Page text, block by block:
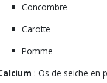
Concombre
Carotte
Pomme
: Os de seiche en